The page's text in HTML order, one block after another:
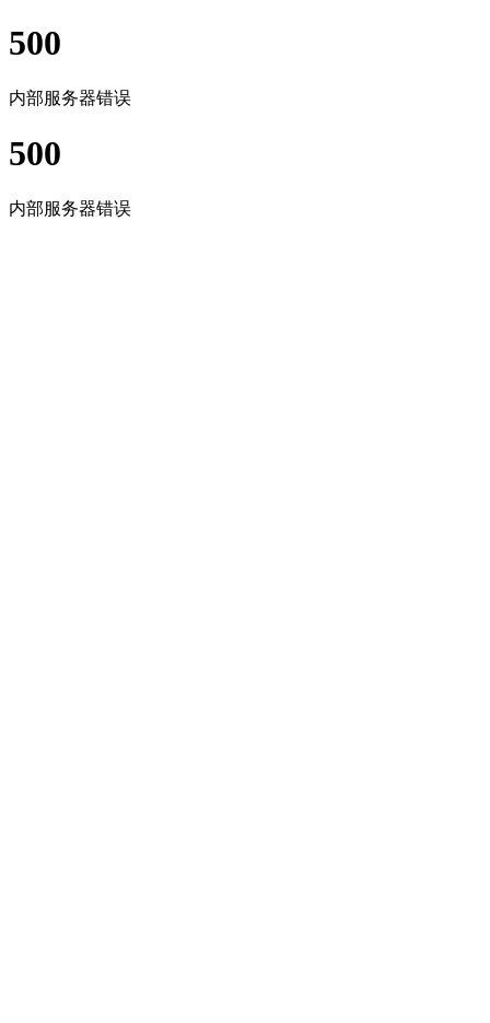
500
内部服务器错误
500
内部服务器错误